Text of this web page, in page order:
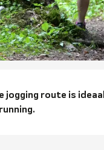
jogging route is